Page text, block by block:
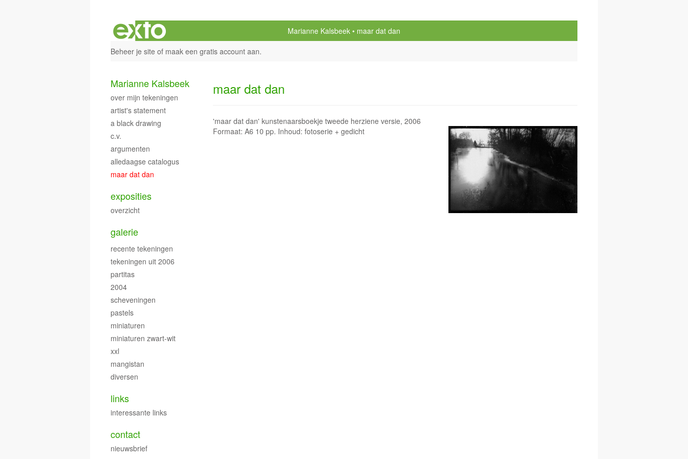
Marianne Kalsbeek
maar dat dan
Beheer je site of maak een gratis account aan.
maar dat dan
'maar dat dan' kunstenaarsboekje tweede herziene versie, 2006
Formaat: A6 10 pp. Inhoud: fotoserie + gedicht
Marianne Kalsbeek
over mijn tekeningen
artist's statement
a black drawing
c.v.
argumenten
alledaagse catalogus
maar dat dan
exposities
overzicht
galerie
recente tekeningen
tekeningen uit 2006
partitas
2004
scheveningen
pastels
miniaturen
miniaturen zwart-wit
xxl
mangistan
diversen
links
interessante links
contact
nieuwsbrief